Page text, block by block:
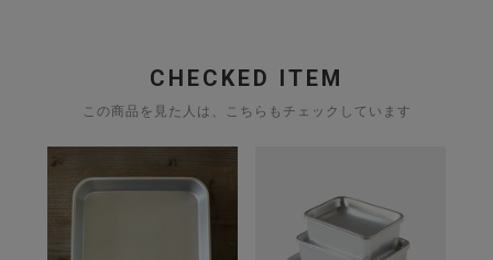
CHECKED ITEM
この商品を見た人は、こちらもチェックしています